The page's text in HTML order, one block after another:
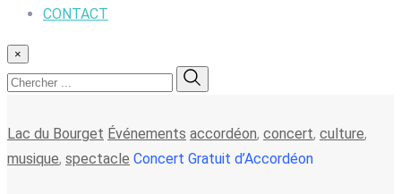
CONTACT
×
Lac du Bourget Événements accordéon, concert, culture,
musique, spectacle Concert Gratuit d’Accordéon